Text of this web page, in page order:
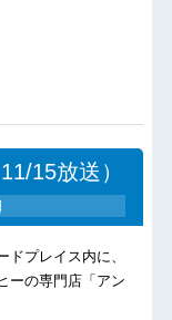
15放送）
プレイス内に、
ーの専門店「アン